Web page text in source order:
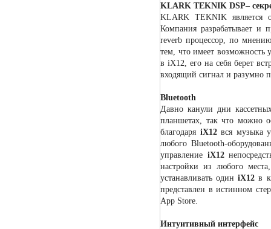
KLARK TEKNIK DSP–
KLARK TEKNIK является
Компания разрабатывает и
reverb процессор, по мнению
тем, что имеет возможность
в iX12, его на себя берет
входящий сигнал и разумно
Bluetooth
Давно канули дни
планшетах, так что можно
благодаря iX12вся музыка
любого Bluetooth-
управление iX12
настройки из любого
устанавливать одинiX12 в
представлен в истинном
App Store.
Интуитивный интерфейс